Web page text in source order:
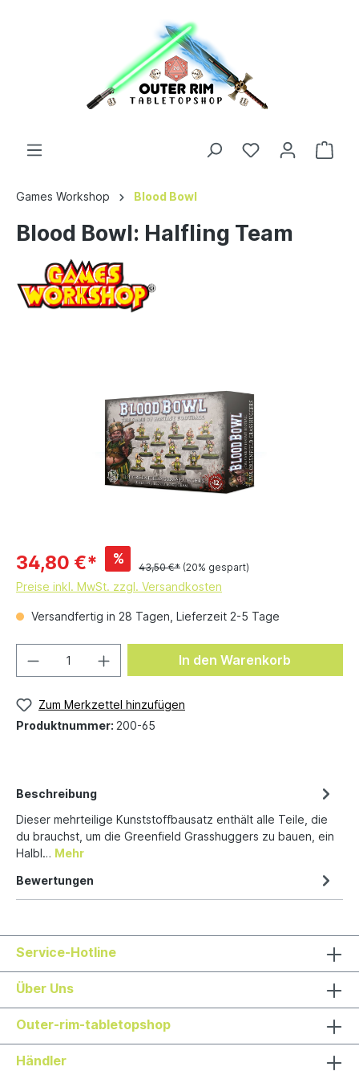
Games Workshop Blood Bowl
Blood Bowl: Halfling Team
34,80 €* %
43,50 €* (20% gespart)
Preise inkl. MwSt. zzgl. Versandkosten
Versandfertig in 28 Tagen, Lieferzeit 2-5 Tage
In den Warenkorb
Zum Merkzettel hinzufügen
Produktnummer: 200-65
Beschreibung
Dieser mehrteilige Kunststoffbausatz enthält alle Teile, die
du brauchst, um die Greenfield Grasshuggers zu bauen, ein
Halbl… Mehr
Bewertungen
Service-Hotline
Über Uns
Outer-rim-tabletopshop
Händler